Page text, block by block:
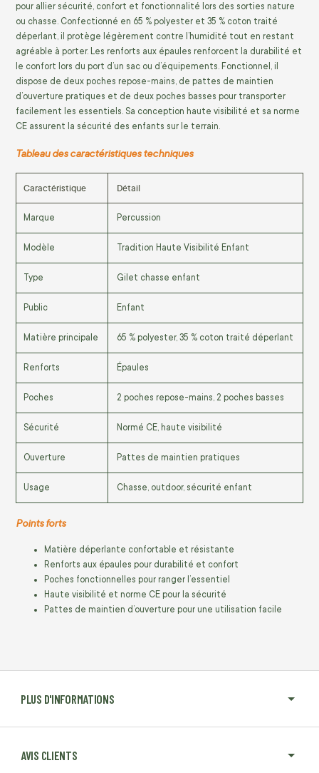
PLUS D'INFORMATIONS
AVIS CLIENTS
pour allier sécurité, confort et fonctionnalité lors des sorties nature
ou chasse. Confectionné en 65 % polyester et 35 % coton traité
déperlant, il protège légèrement contre l’humidité tout en restant
agréable à porter. Les renforts aux épaules renforcent la durabilité et
le confort lors du port d’un sac ou d’équipements. Fonctionnel, il
dispose de deux poches repose-mains, de pattes de maintien
d’ouverture pratiques et de deux poches basses pour transporter
facilement les essentiels. Sa conception haute visibilité et sa norme
CE assurent la sécurité des enfants sur le terrain.
Tableau des caractéristiques techniques
Caractéristique Détail
Marque Percussion
Modèle Tradition Haute Visibilité Enfant
Type Gilet chasse enfant
Public Enfant
Matière principale 65 % polyester, 35 % coton traité déperlant
Renforts Épaules
Poches 2 poches repose-mains, 2 poches basses
Sécurité Normé CE, haute visibilité
Ouverture Pattes de maintien pratiques
Usage Chasse, outdoor, sécurité enfant
Points forts
Matière déperlante confortable et résistante
Renforts aux épaules pour durabilité et confort
Poches fonctionnelles pour ranger l’essentiel
Haute visibilité et norme CE pour la sécurité
Pattes de maintien d’ouverture pour une utilisation facile